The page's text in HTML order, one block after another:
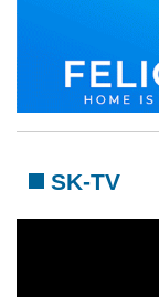
SK-TV